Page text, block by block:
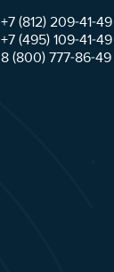
+7 (812) 209-41-49
+7 (495) 109-41-49
8 (800) 777-86-49